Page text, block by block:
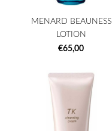
MENARD BEAUNESS
LOTION
€65,00